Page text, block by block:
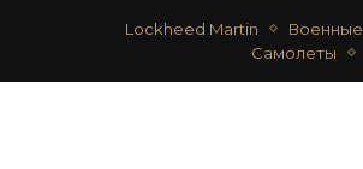
Lockheed Martin Военные
Самолеты